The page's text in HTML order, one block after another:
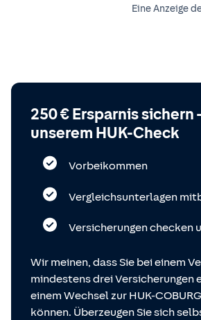
Eine Anzeige
250 € Ersparnis sichern
unserem HUK-Check
Vorbeikommen
Vergleichsunterlagen
Versicherungen checken
Wir meinen, dass Sie bei einem
mindestens drei Versicherungen
einem Wechsel zur HUK-
können. Überzeugen Sie sich